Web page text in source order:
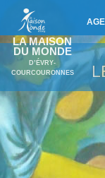
LA MAISON
DU MONDE
D’ÉVRY-
COURCOURONNES